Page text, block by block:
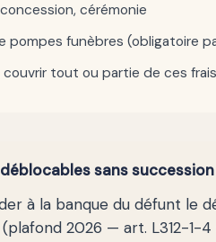
cérémonie
funèbres (obligatoire
tout ou partie de ces frais
sans succession
à la banque du défunt le
2026 — art. L312-1-